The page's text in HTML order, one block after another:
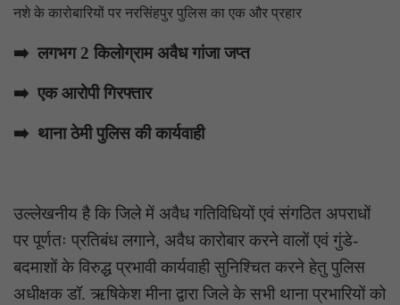
नशे के कारोबारियों पर नरसिंहपुर पुलिस का एक और प्रहार
➡️ लगभग 2 किलोग्राम अवैध गांजा जप्त
➡️ एक आरोपी गिरफ्तार
➡️ थाना ठेमी पुलिस की कार्यवाही
उल्लेखनीय है कि जिले में अवैध गतिविधियों एवं संगठित अपराधों
पर पूर्णतः प्रतिबंध लगाने, अवैध कारोबार करने वालों एवं गुंडे-
बदमाशों के विरुद्ध प्रभावी कार्यवाही सुनिश्चित करने हेतु पुलिस
अधीक्षक डॉ. ऋषिकेश मीना द्वारा जिले के सभी थाना प्रभारियों को